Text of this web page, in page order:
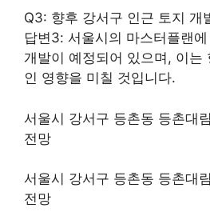
Q3: 향후 강서구 인근 토지 개
답변3: 서울시의 마스터플랜
개발이 예정되어 있으며, 이는
인 영향을 미칠 것입니다.
서울시 강서구 등촌동 등촌대
전망
서울시 강서구 등촌동 등촌대
전망